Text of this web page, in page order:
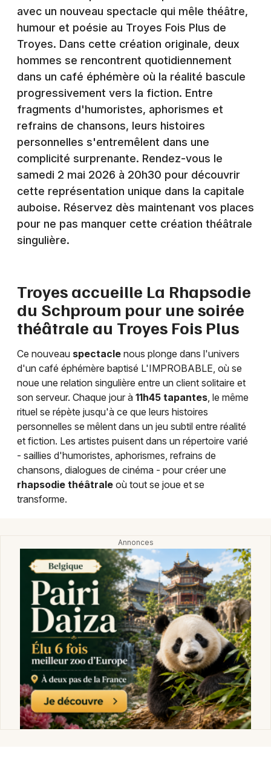
Soirées
Sorties famille
Expos
Sorties & loisirs
Humour dans l' Aube
Humour en Champagne-Ardenne
Humour dans le Grand Est
Artistes en tournée
Actus à Troyes
Magazine à Troyes
10 - Aube
Choisir mes départements
Mon email
Je m'abonne
Strasbourg
Toulouse
Toutes les villes
avec un nouveau spectacle qui mêle théâtre,
humour et poésie au Troyes Fois Plus de
Troyes. Dans cette création originale, deux
hommes se rencontrent quotidiennement
dans un café éphémère où la réalité bascule
progressivement vers la fiction. Entre
fragments d'humoristes, aphorismes et
refrains de chansons, leurs histoires
personnelles s'entremêlent dans une
complicité surprenante. Rendez-vous le
samedi 2 mai 2026 à 20h30 pour découvrir
cette représentation unique dans la capitale
auboise. Réservez dès maintenant vos places
pour ne pas manquer cette création théâtrale
singulière.
Troyes accueille La Rhapsodie
du Schproum pour une soirée
théâtrale au Troyes Fois Plus
Ce nouveau spectacle nous plonge dans l'univers
d'un café éphémère baptisé L'IMPROBABLE, où se
noue une relation singulière entre un client solitaire et
son serveur. Chaque jour à 11h45 tapantes, le même
rituel se répète jusqu'à ce que leurs histoires
personnelles se mêlent dans un jeu subtil entre réalité
et fiction. Les artistes puisent dans un répertoire varié
- saillies d'humoristes, aphorismes, refrains de
chansons, dialogues de cinéma - pour créer une
rhapsodie théâtrale où tout se joue et se
transforme.